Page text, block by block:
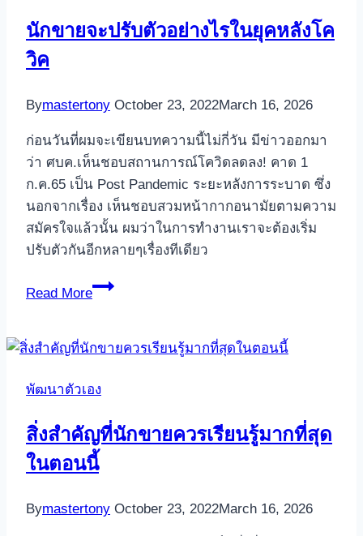
นักขายจะปรับตัวอย่างไรในยุคหลังโค
วิค
Bymastertony October 23, 2022March 16, 2026
ก่อนวันที่ผมจะเขียนบทความนี้ไม่กี่วัน มีข่าวออกมา
ว่า ศบค.เห็นชอบสถานการณ์โควิดลดลง! คาด 1
ก.ค.65 เป็น Post Pandemic ระยะหลังการระบาด ซึ่ง
นอกจากเรื่อง เห็นชอบสวมหน้ากากอนามัยตามความ
สมัครใจแล้วนั้น ผมว่าในการทำงานเราจะต้องเริ่ม
ปรับตัวกันอีกหลายๆเรื่องทีเดียว
Read More
นัก
ปรับ
ไร
ยุค
หลัง
วิค
พัฒนาตัวเอง
สิ่งสำคัญที่นักขายควรเรียนรู้มากที่สุด
ในตอนนี้
Bymastertony October 23, 2022March 16, 2026